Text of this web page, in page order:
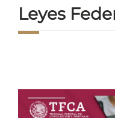
Leyes